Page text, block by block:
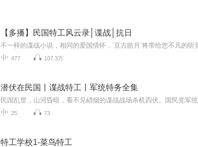
【多播】民国特工风云录│谍战│抗日
477 107.3万
潜伏在民国丨谍战特工丨军统特务全集
25 73
特工学校1-菜鸟特工